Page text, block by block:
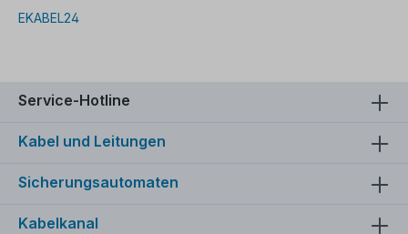
EKABEL24
Service-Hotline
Kabel und Leitungen
Sicherungsautomaten
Kabelkanal